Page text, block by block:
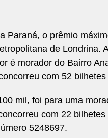
Paraná, o prêmio
de Londrina.
é morador do Bairro
com 52
mil, foi para uma
com 22
5248697.